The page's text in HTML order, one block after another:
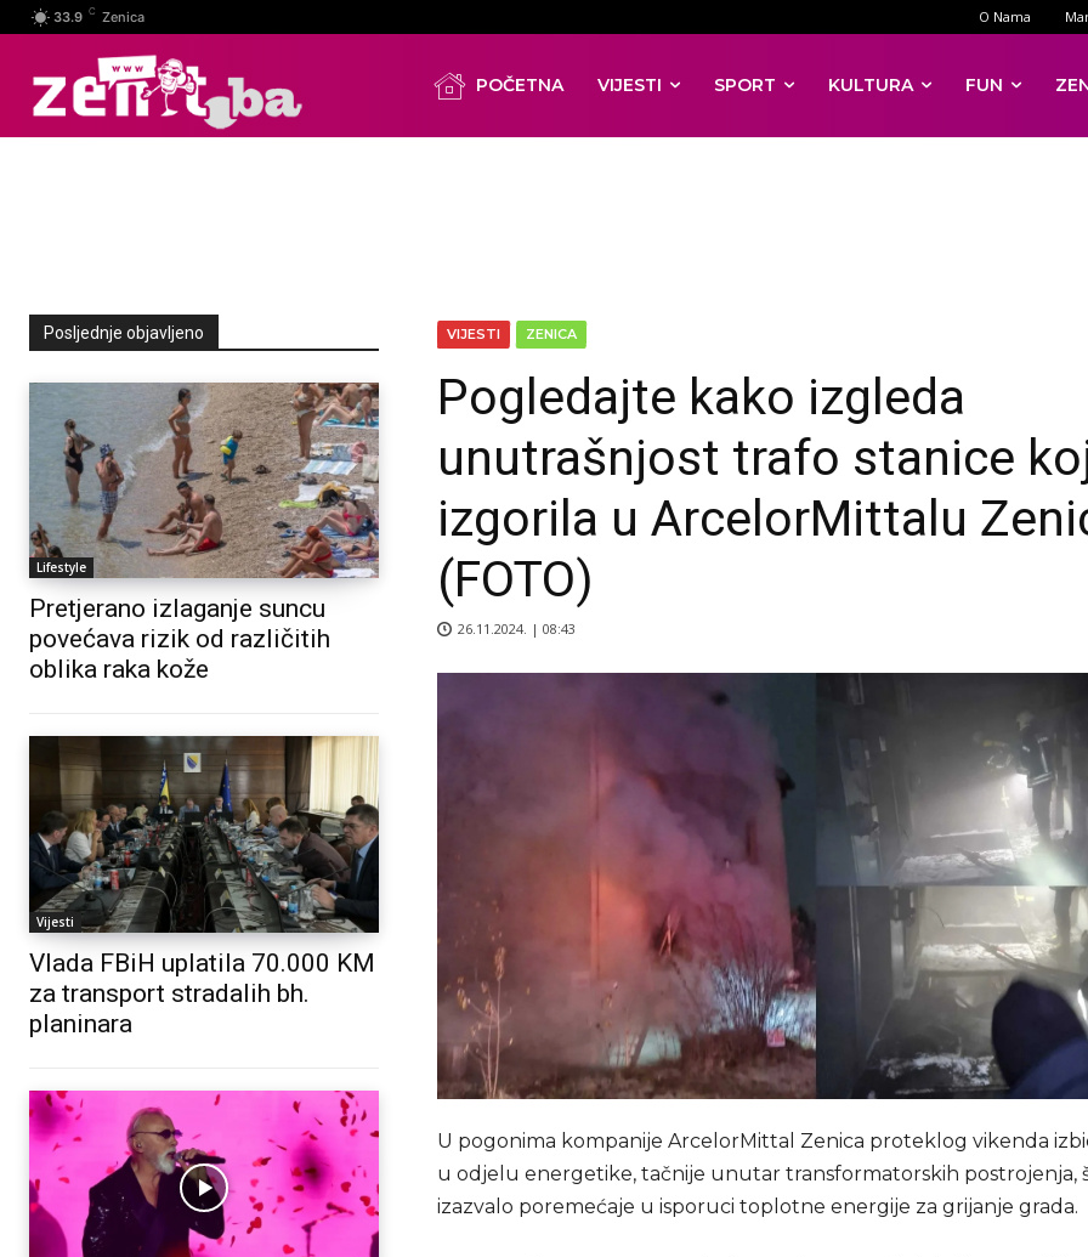
33.9 C Zenica O Nama
POČETNA VIJESTI SPORT KULTURA FUN
Posljednje objavljeno
Lifestyle
Pretjerano izlaganje suncu
povećava rizik od različitih
oblika raka kože
Vijesti
Vlada FBiH uplatila 70.000 KM
za transport stradalih bh.
planinara
VIJESTI ZENICA
Pogledajte kako izgleda
unutrašnjost trafo stanice
izgorila u ArcelorMittalu
(FOTO)
26.11.2024. | 08:43
U pogonima kompanije ArcelorMittal Zenica proteklog vikenda
u odjelu energetike, tačnije unutar transformatorskih postrojenja,
izazvalo poremećaje u isporuci toplotne energije za grijanje grada.